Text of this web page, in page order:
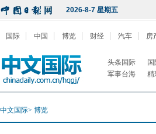
2026-8-7 星期五
国际 中国 博览 财经 汽车 房
头条国际
军事台海
精
中文国际> 博览